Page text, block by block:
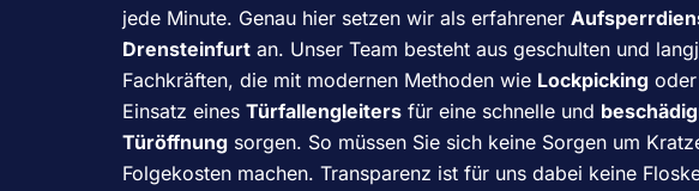
jede Minute. Genau hier setzen wir als erfahrener
Drensteinfurt an. Unser Team besteht aus geschulten und
Fachkräften, die mit modernen Methoden wie Lockpicking
Einsatz eines Türfallengleiters für eine schnelle und
Türöffnung sorgen. So müssen Sie sich keine Sorgen um
Folgekosten machen. Transparenz ist für uns dabei keine